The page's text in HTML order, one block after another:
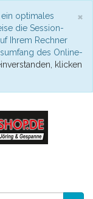
×
optimales
die Session-
Ihrem Rechner
des Online-
klicken